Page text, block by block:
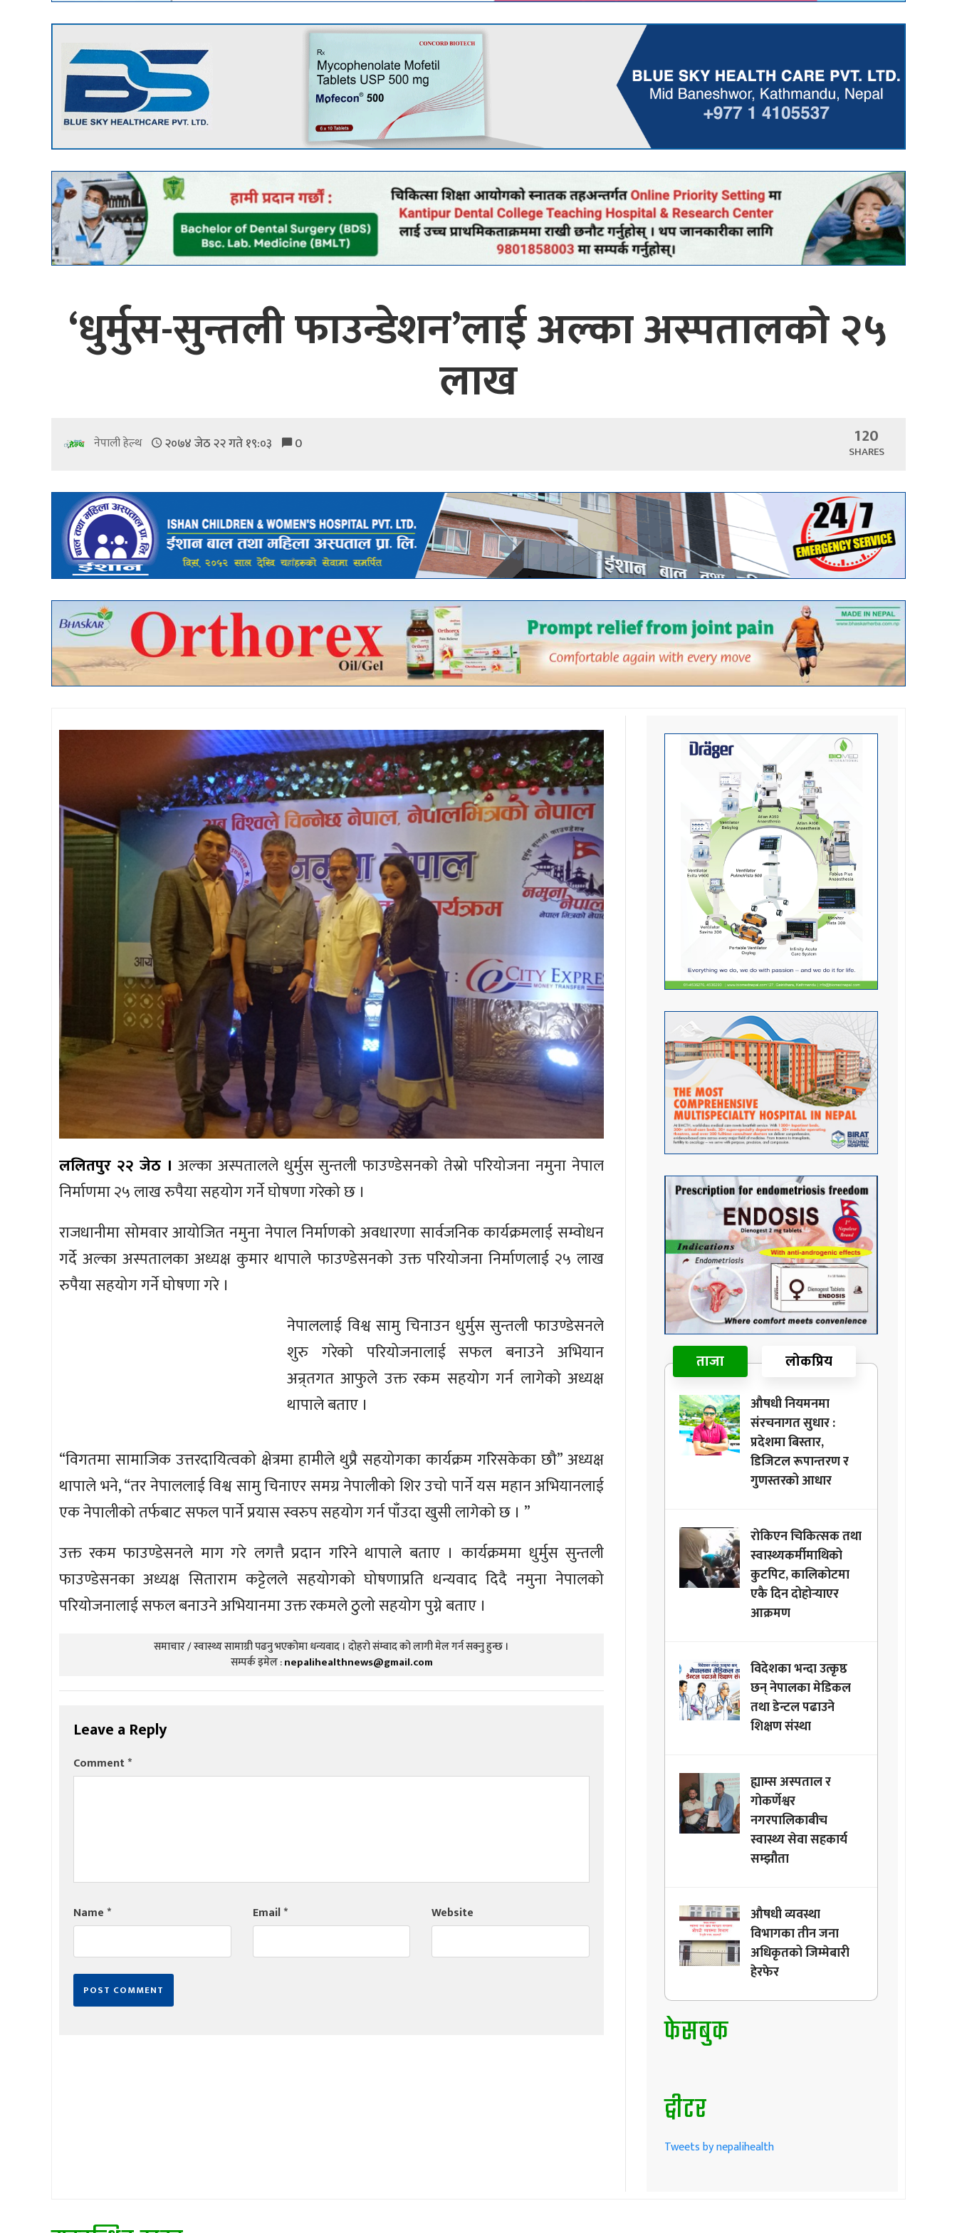
‘धुर्मुस-सुन्तली फाउन्डेशन’लाई अल्का अस्पतालको २५
लाख
नेपाली हेल्थ २०७४ जेठ २२ गते १९:०३ 0 120
SHARES
ललितपुर २२ जेठ । अल्का अस्पतालले धुर्मुस सुन्तली फाउण्डेसनको तेस्रो परियोजना नमुना नेपाल
निर्माणमा २५ लाख रुपैया सहयोग गर्ने घोषणा गरेको छ ।
राजधानीमा सोमवार आयोजित नमुना नेपाल निर्माणको अवधारणा सार्वजनिक कार्यक्रमलाई सम्वोधन
गर्दे अल्का अस्पतालका अध्यक्ष कुमार थापाले फाउण्डेसनको उक्त परियोजना निर्माणलाई २५ लाख
रुपैया सहयोग गर्ने घोषणा गरे ।
नेपाललाई विश्व सामु चिनाउन धुर्मुस सुन्तली फाउण्डेसनले
शुरु गरेको परियोजनालाई सफल बनाउने अभियान
अन्र्तगत आफुले उक्त रकम सहयोग गर्न लागेको अध्यक्ष
थापाले बताए ।
“विगतमा सामाजिक उत्तरदायित्वको क्षेत्रमा हामीले थुप्रै सहयोगका कार्यक्रम गरिसकेका छौ” अध्यक्ष
थापाले भने, “तर नेपाललाई विश्व सामु चिनाएर समग्र नेपालीको शिर उचो पार्ने यस महान अभियानलाई
एक नेपालीको तर्फबाट सफल पार्ने प्रयास स्वरुप सहयोग गर्न पाँउदा खुसी लागेको छ । ”
उक्त रकम फाउण्डेसनले माग गरे लगत्तै प्रदान गरिने थापाले बताए । कार्यक्रममा धुर्मुस सुन्तली
फाउण्डेसनका अध्यक्ष सिताराम कट्टेलले सहयोगको घोषणाप्रति धन्यवाद दिदै नमुना नेपालको
परियोजनालाई सफल बनाउने अभियानमा उक्त रकमले ठुलो सहयोग पुग्ने बताए ।
समाचार / स्वास्थ्य सामाग्री पढनु भएकोमा धन्यवाद । दोहरो संम्वाद को लागी मेल गर्न सक्नु हुन्छ ।
सम्पर्क इमेल :nepalihealthnews@gmail.com
Leave a Reply
Comment*
Name* Email* Website
ताजा लोकप्रिय
औषधी नियमनमा
संरचनागत सुधार :
प्रदेशमा बिस्तार,
डिजिटल रूपान्तरण र
गुणस्तरको आधार
रोकिएन चिकित्सक तथा
स्वास्थ्यकर्मीमाथिको
कुटपिट, कालिकोटमा
एकै दिन दोहोर्‍याएर
आक्रमण
विदेशका भन्दा उत्कृष्ठ
छन् नेपालका मेडिकल
तथा डेन्टल पढाउने
शिक्षण संस्था
ह्याम्स अस्पताल र
गोकर्णेश्वर
नगरपालिकाबीच
स्वास्थ्य सेवा सहकार्य
सम्झौता
औषधी व्यवस्था
विभागका तीन जना
अधिकृतको जिम्मेबारी
हेरफेर
फेसबुक
ट्वीटर
Tweets by nepalihealth